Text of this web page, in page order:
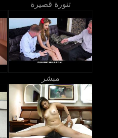
تنورة قصيرة
مبشر